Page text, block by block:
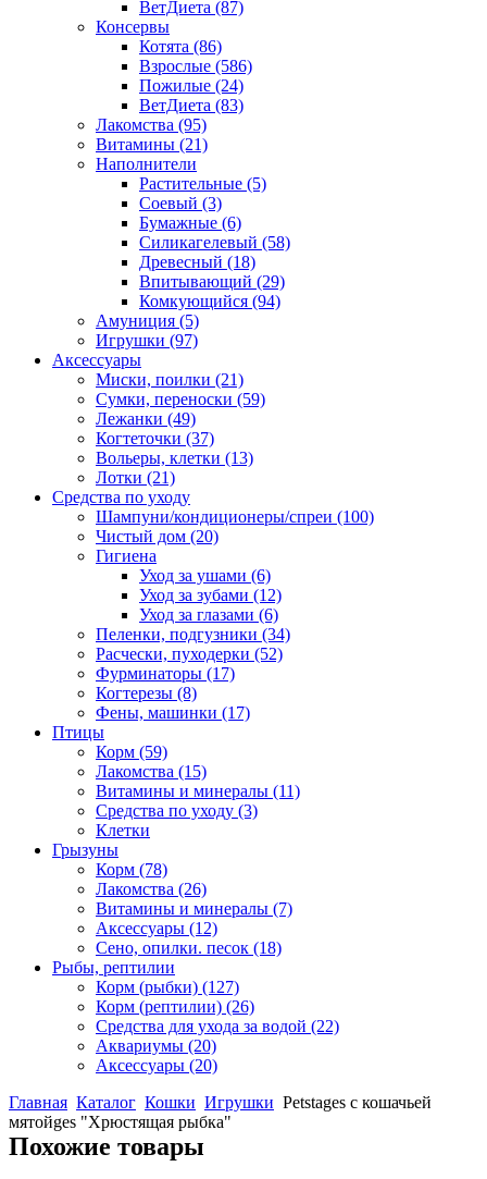
ВетДиета (87)
Консервы
Котята (86)
Взрослые (586)
Пожилые (24)
ВетДиета (83)
Лакомства (95)
Витамины (21)
Наполнители
Растительные (5)
Соевый (3)
Бумажные (6)
Силикагелевый (58)
Древесный (18)
Впитывающий (29)
Комкующийся (94)
Амуниция (5)
Игрушки (97)
Аксессуары
Миски, поилки (21)
Сумки, переноски (59)
Лежанки (49)
Когтеточки (37)
Вольеры, клетки (13)
Лотки (21)
Средства по уходу
Шампуни/кондиционеры/спреи (100)
Чистый дом (20)
Гигиена
Уход за ушами (6)
Уход за зубами (12)
Уход за глазами (6)
Пеленки, подгузники (34)
Расчески, пуходерки (52)
Фурминаторы (17)
Когтерезы (8)
Фены, машинки (17)
Птицы
Корм (59)
Лакомства (15)
Витамины и минералы (11)
Средства по уходу (3)
Клетки
Грызуны
Корм (78)
Лакомства (26)
Витамины и минералы (7)
Аксессуары (12)
Сено, опилки. песок (18)
Рыбы, рептилии
Корм (рыбки) (127)
Корм (рептилии) (26)
Средства для ухода за водой (22)
Аквариумы (20)
Аксессуары (20)
Главная Каталог Кошки Игрушки Petstages с кошачьей
мятойges "Хрюстящая рыбка"
Похожие товары